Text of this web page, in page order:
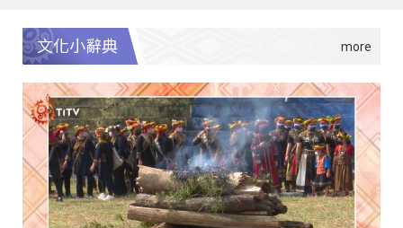
文化小辭典